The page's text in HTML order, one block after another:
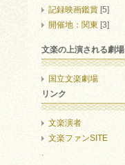
記録映画鑑賞 [5]
開催地：関東 [3]
文楽の上演される劇場
国立文楽劇場
リンク
文楽演者
文楽ファンSITE
.